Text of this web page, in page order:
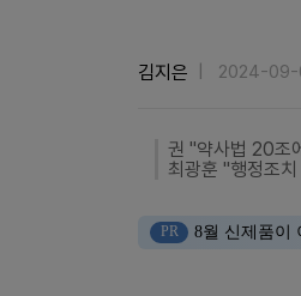
김지은 2024-09-
권 "약사법 20조
최광훈 "행정조
PR 8월 신제품이